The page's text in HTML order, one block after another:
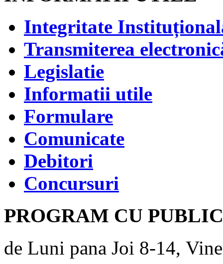
Integritate
Transmiterea
Legislatie
Informatii utile
Formulare
Comunicate
Debitori
Concursuri
PROGRAM CU
de Luni pana Joi 8-14,